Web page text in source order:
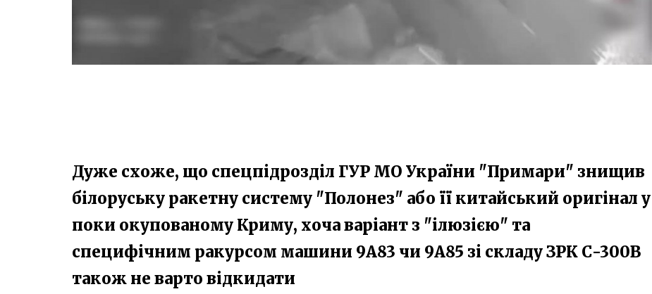
Дуже схоже, що спецпідрозділ ГУР МО України "Примари" знищив
білоруську ракетну систему "Полонез" або її китайський оригінал у
поки окупованому Криму, хоча варіант з "ілюзією" та
специфічним ракурсом машини 9А83 чи 9А85 зі складу ЗРК С-300В
також не варто відкидати